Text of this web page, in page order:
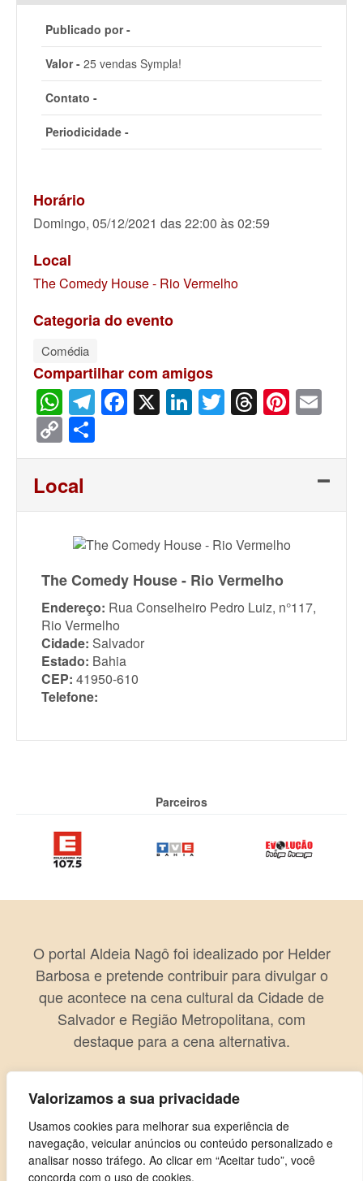
Valorizamos a sua privacidade
Usamos cookies para melhorar sua experiência de
navegação, veicular anúncios ou conteúdo personalizado e
analisar nosso tráfego. Ao clicar em “Aceitar tudo”, você
concorda com o uso de cookies.
Publicado por -
Valor - 25 vendas Sympla!
Contato -
Periodicidade -
Horário
Domingo, 05/12/2021 das 22:00 às 02:59
Local
The Comedy House - Rio Vermelho
Categoria do evento
Comédia
Compartilhar com amigos
WhatsApp
Telegram
Facebook
X LinkedIn
Twitter
Threads
Copy
Link
Local
The Comedy House - Rio Vermelho
Endereço: Rua Conselheiro Pedro Luiz, n°117,
Rio Vermelho
Cidade: Salvador
Estado: Bahia
CEP: 41950-610
Telefone:
Parceiros
O portal Aldeia Nagô foi idealizado por Helder
Barbosa e pretende contribuir para divulgar o
que acontece na cena cultural da Cidade de
Salvador e Região Metropolitana, com
destaque para a cena alternativa.